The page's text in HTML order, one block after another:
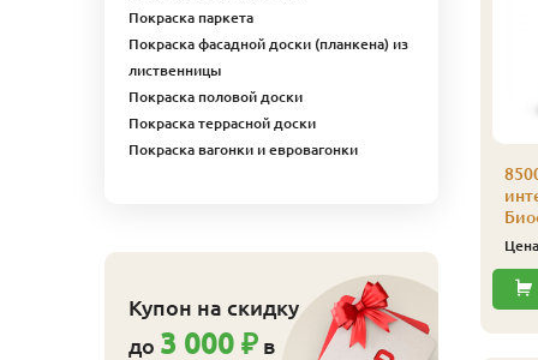
Цена
Покраска паркета
Покраска фасадной доски (планкена) из
лиственницы
Покраска половой доски
Покраска террасной доски
Покраска вагонки и евровагонки
Купон на скидку
до 3 000 ₽ в